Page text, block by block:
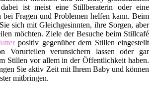
ist meist eine Stillberaterin oder eine
bei Fragen und Problemen helfen kann. Beim
sich mit Gleichgesinnten, ihre Sorgen, aber
möchten. Ziele der Besuche beim Stillcafé
positiv gegenüber dem Stillen eingestellt
Vorurteilen verunsichern lassen oder gar
Stillen vor allem in der Öffentlichkeit haben.
Sie aktiv Zeit mit Ihrem Baby und können
mitbringen.